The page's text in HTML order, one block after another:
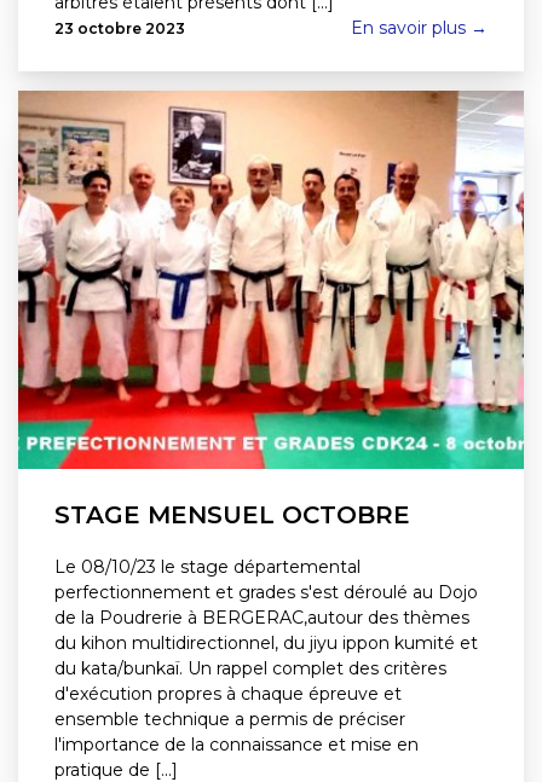
23 octobre 2023 En savoir plus →
STAGE MENSUEL OCTOBRE
Le 08/10/23 le stage départemental
perfectionnement et grades s'est déroulé au Dojo
de la Poudrerie à BERGERAC,autour des thèmes
du kihon multidirectionnel, du jiyu ippon kumité et
du kata/bunkaï. Un rappel complet des critères
d'exécution propres à chaque épreuve et
ensemble technique a permis de préciser
l'importance de la connaissance et mise en
pratique de [...]